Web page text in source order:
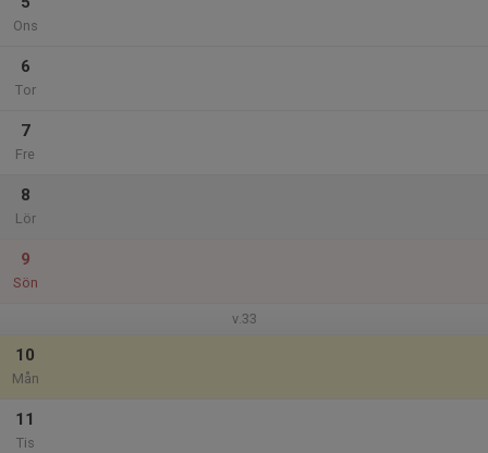
Ons
6
Tor
7
Fre
8
Lör
9
Sön
v.33
10
Mån
11
Tis